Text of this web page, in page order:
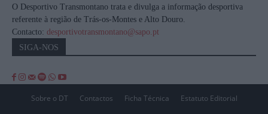
O Desportivo Transmontano trata e divulga a informação desportiva
referente à região de Trás-os-Montes e Alto Douro.
Contacto: desportivotransmontano@sapo.pt
SIGA-NOS
Sobre o DT Contactos Ficha Técnica Estatuto Editorial